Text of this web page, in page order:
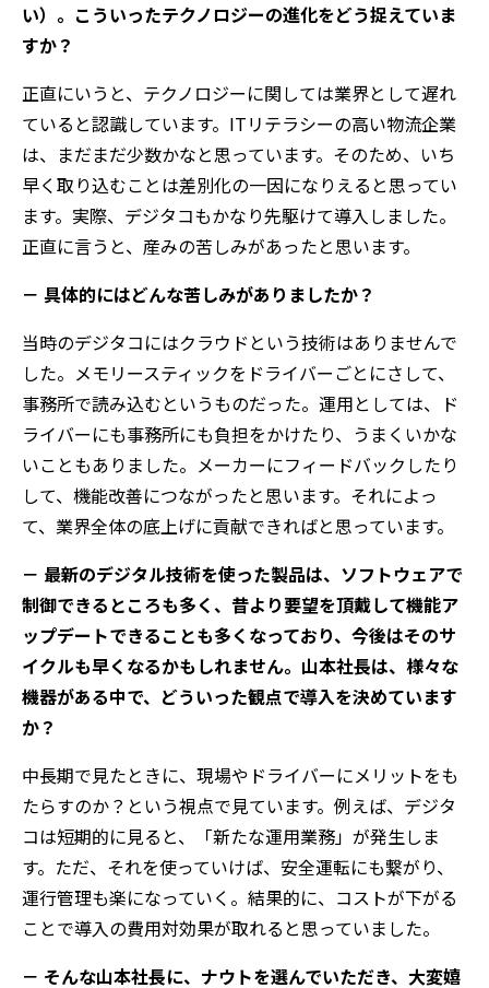
い）。こういったテクノロジーの進化をどう捉えていま
すか？
正直にいうと、テクノロジーに関しては業界として遅れ
ていると認識しています。ITリテラシーの高い物流企業
は、まだまだ少数かなと思っています。そのため、いち
早く取り込むことは差別化の一因になりえると思ってい
ます。実際、デジタコもかなり先駆けて導入しました。
正直に言うと、産みの苦しみがあったと思います。
－ 具体的にはどんな苦しみがありましたか？
当時のデジタコにはクラウドという技術はありませんで
した。メモリースティックをドライバーごとにさして、
事務所で読み込むというものだった。運用としては、ド
ライバーにも事務所にも負担をかけたり、うまくいかな
いこともありました。メーカーにフィードバックしたり
して、機能改善につながったと思います。それによっ
て、業界全体の底上げに貢献できればと思っています。
－ 最新のデジタル技術を使った製品は、ソフトウェアで
制御できるところも多く、昔より要望を頂戴して機能ア
ップデートできることも多くなっており、今後はそのサ
イクルも早くなるかもしれません。山本社長は、様々な
機器がある中で、どういった観点で導入を決めています
か？
中長期で見たときに、現場やドライバーにメリットをも
たらすのか？という視点で見ています。例えば、デジタ
コは短期的に見ると、「新たな運用業務」が発生しま
す。ただ、それを使っていけば、安全運転にも繋がり、
運行管理も楽になっていく。結果的に、コストが下がる
ことで導入の費用対効果が取れると思っていました。
－ そんな山本社長に、ナウトを選んでいただき、大変嬉